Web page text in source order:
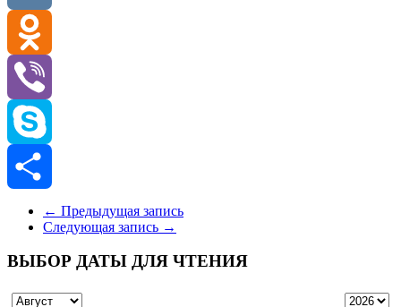
VK
Odnoklassniki
Viber
Skype
Отправить
← Предыдущая запись
Следующая запись →
ВЫБОР ДАТЫ ДЛЯ ЧТЕНИЯ